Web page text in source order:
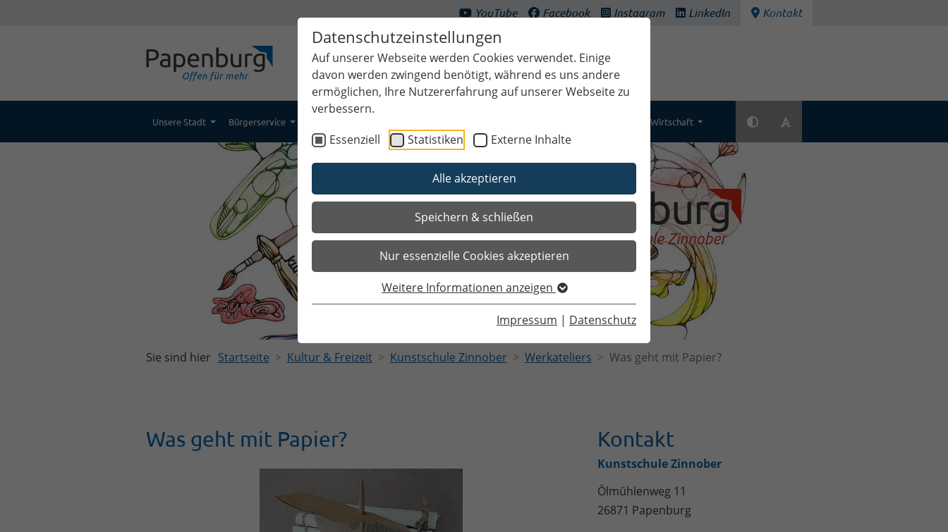
Datenschutzeinstellungen
Auf unserer Webseite werden Cookies verwendet. Einige
davon werden zwingend benötigt, während es uns andere
ermöglichen, Ihre Nutzererfahrung auf unserer Webseite zu
verbessern.
Essenziell
Statistiken Externe Inhalte
Alle akzeptieren
Speichern & schließen
Nur essenzielle Cookies akzeptieren
Weitere Informationen anzeigen
Impressum | Datenschutz
YouTube Facebook Instagram LinkedIn Kontakt
Unsere Stadt Bürgerservice Wirtschaft
Sie sind hier Startseite Kultur & Freizeit Kunstschule Zinnober Werkateliers Was geht mit Papier?
Was geht mit Papier? Kontakt
Kunstschule Zinnober
Ölmühlenweg 11
26871 Papenburg